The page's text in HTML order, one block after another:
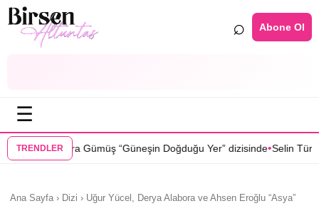
⌕ Abone Ol
☰
TRENDLERDoğduğu Yer” dizisinde•Selin Türkmen “Karma” dizisinde
Ana Sayfa › Dizi › Uğur Yücel, Derya Alabora ve Ahsen Eroğlu “Asya”